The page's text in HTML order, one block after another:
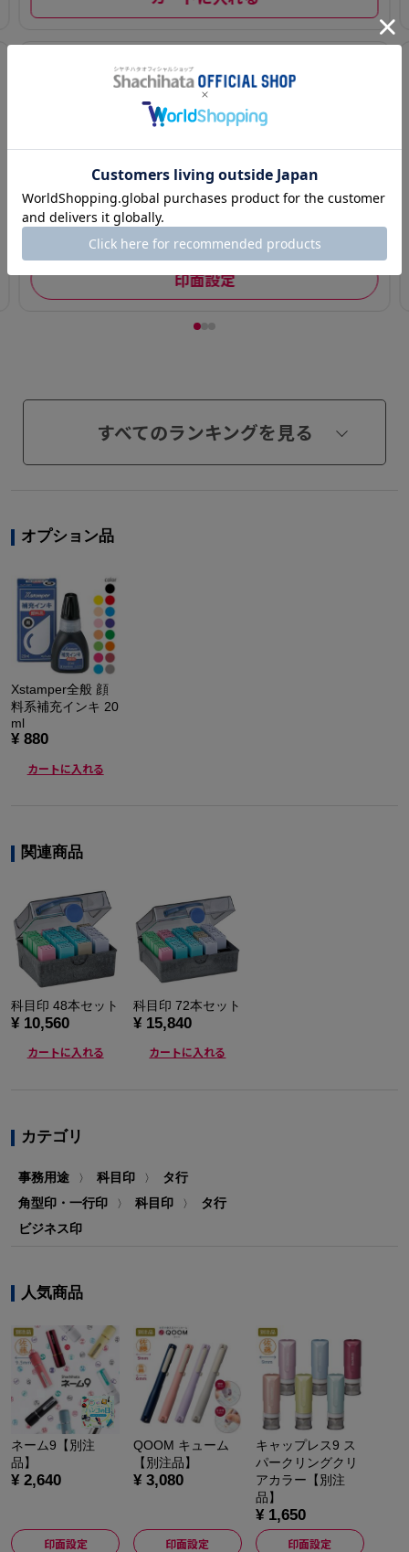
3
氏名印 別製 (5×
29mm)【別注
品】
¥ 660(税込)～
印面設定
すべてのランキングを見る
オプション品
Xstamper全般 顔
料系補充インキ 20
ml
¥ 880
カートに入れる
関連商品
科目印 48本セット
¥ 10,560
カートに入れる
科目印 72本セット
¥ 15,840
カートに入れる
カテゴリ
事務用途 〉 科目印 〉
タ行
角型印・一行印
〉 科目印 〉
タ行
ビジネス印
人気商品
ネーム9【別注
品】
¥ 2,640
印面設定
QOOM キューム
【別注品】
¥ 3,080
印面設定
キャップレス9 ス
パークリングクリ
アカラー【別注
品】
¥ 1,650
印面設定